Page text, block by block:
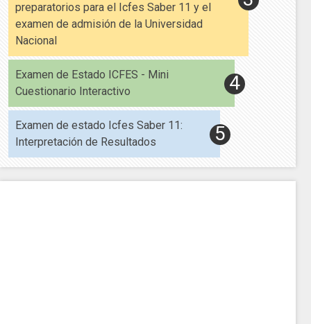
preparatorios para el Icfes Saber 11 y el
examen de admisión de la Universidad
Nacional
Examen de Estado ICFES - Mini
Cuestionario Interactivo
Examen de estado Icfes Saber 11:
Interpretación de Resultados